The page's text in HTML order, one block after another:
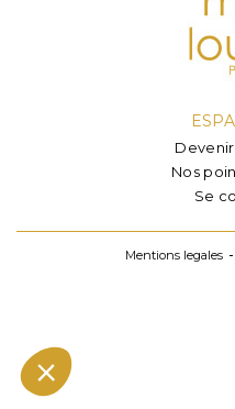
Nos
Se
Mentions legales